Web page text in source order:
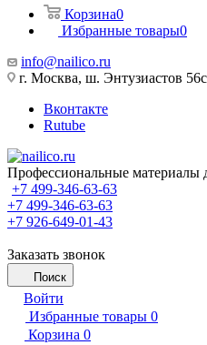
Корзина0
Избранные товары0
info@nailico.ru
г. Москва, ш. Энтузиастов
Вконтакте
Rutube
Профессиональные материалы
+7 499-346-63-63
+7 499-346-63-63
+7 926-649-01-43
Заказать звонок
Поиск
Войти
Избранные товары 0
Корзина 0